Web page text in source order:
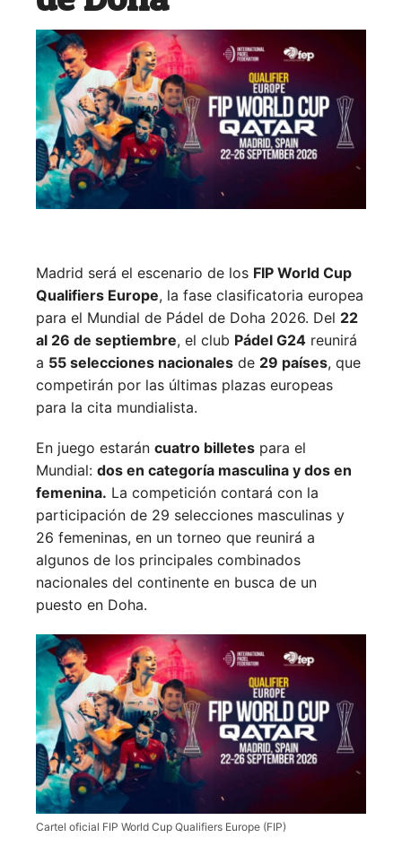
Madrid será el escenario de los FIP World Cup
Qualifiers Europe, la fase clasificatoria europea
para el Mundial de Pádel de Doha 2026. Del 22
al 26 de septiembre, el club Pádel G24 reunirá
a 55 selecciones nacionales de 29 países, que
competirán por las últimas plazas europeas
para la cita mundialista.
En juego estarán cuatro billetes para el
Mundial: dos en categoría masculina y dos en
femenina. La competición contará con la
participación de 29 selecciones masculinas y
26 femeninas, en un torneo que reunirá a
algunos de los principales combinados
nacionales del continente en busca de un
puesto en Doha.
Cartel oficial FIP World Cup Qualifiers Europe (FIP)